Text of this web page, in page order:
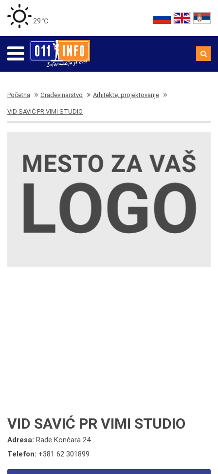
29 ℃
Početna Građevinarstvo Arhitekte, projektovanje
VID SAVIĆ PR VIMI STUDIO
VID SAVIĆ PR VIMI STUDIO
Adresa: Rade Končara 24
Telefon: +381 62 301899